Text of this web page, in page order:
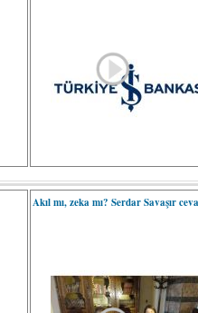
Akıl mı, zeka mı? Serdar Savaşır